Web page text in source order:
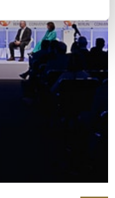
identifizieren
Daten
Präferenzen im
Anzeigen zu
Medien anbieten
Website zu
Partner für